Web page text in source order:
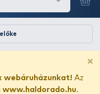
×
webáruházunkat! Az
www.haldorado.hu.